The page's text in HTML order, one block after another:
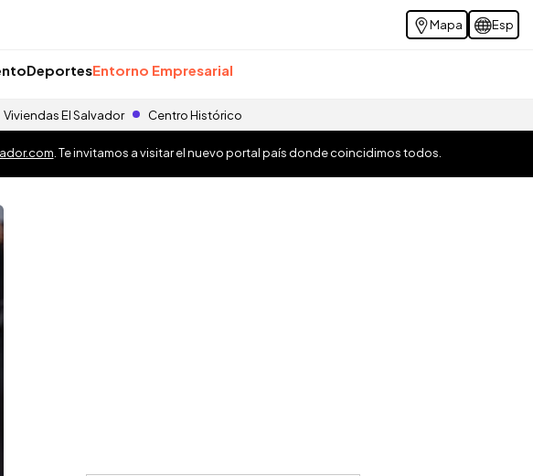
Mapa Esp
DeportesEntorno Empresarial
Viviendas El Salvador Centro Histórico
. Te invitamos a visitar el nuevo portal país donde coincidimos todos.